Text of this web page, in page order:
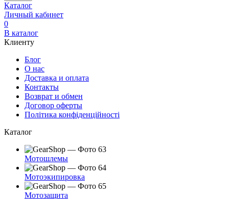
Каталог
Личный кабинет
0
В каталог
Клиенту
Блог
О нас
Доставка и оплата
Контакты
Возврат и обмен
Договор оферты
Політика конфіденційності
Каталог
Мотошлемы
Мотоэкипировка
Мотозащита